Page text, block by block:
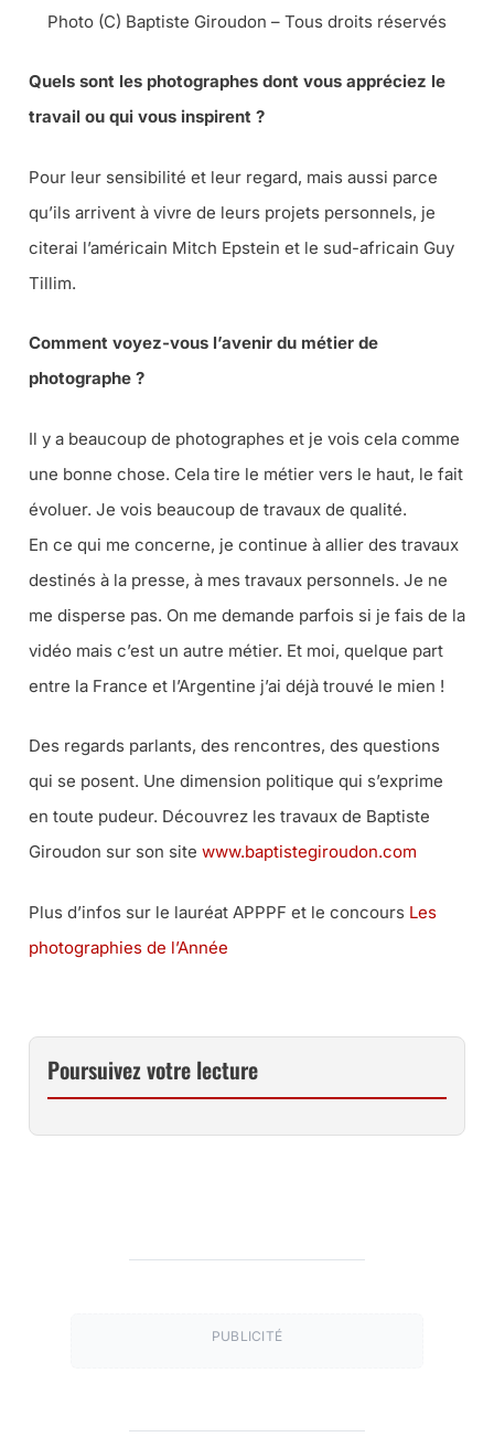
Photo (C) Baptiste Giroudon – Tous droits réservés
Quels sont les photographes dont vous appréciez le
travail ou qui vous inspirent ?
Pour leur sensibilité et leur regard, mais aussi parce
qu’ils arrivent à vivre de leurs projets personnels, je
citerai l’américain Mitch Epstein et le sud-africain Guy
Tillim.
Comment voyez-vous l’avenir du métier de
photographe ?
Il y a beaucoup de photographes et je vois cela comme
une bonne chose. Cela tire le métier vers le haut, le fait
évoluer. Je vois beaucoup de travaux de qualité.
En ce qui me concerne, je continue à allier des travaux
destinés à la presse, à mes travaux personnels. Je ne
me disperse pas. On me demande parfois si je fais de la
vidéo mais c’est un autre métier. Et moi, quelque part
entre la France et l’Argentine j’ai déjà trouvé le mien !
Des regards parlants, des rencontres, des questions
qui se posent. Une dimension politique qui s’exprime
en toute pudeur. Découvrez les travaux de Baptiste
Giroudon sur son site www.baptistegiroudon.com
Plus d’infos sur le lauréat APPPF et le concours Les
photographies de l’Année
Poursuivez votre lecture
PUBLICITÉ